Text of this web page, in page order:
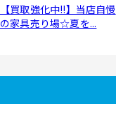
【買取強化中!!】当店自慢
の家具売り場☆夏を...